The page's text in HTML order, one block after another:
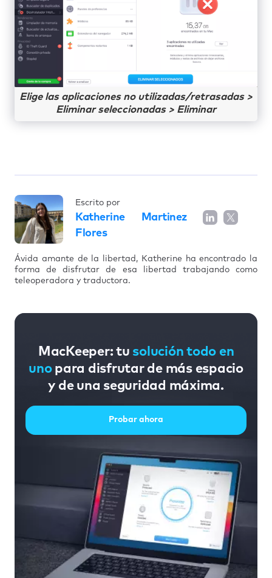
Elige las aplicaciones no utilizadas/retrasadas >
Eliminar seleccionadas > Eliminar
Escrito por
Katherine Martinez
Flores
Ávida amante de la libertad, Katherine ha encontrado la
forma de disfrutar de esa libertad trabajando como
teleoperadora y traductora.
MacKeeper: tu solución todo en
unopara disfrutar de más espacio
y de una seguridad máxima.
Probar ahora